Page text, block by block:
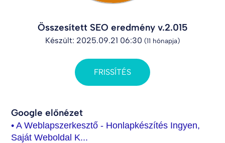
Összesített SEO eredmény v.2.015
Készült: 2025.09.21 06:30 (11 hónapja)
FRISSÍTÉS
Google előnézet
• A Weblapszerkesztő - Honlapkészítés Ingyen,
Saját Weboldal K...